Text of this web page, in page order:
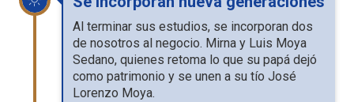
Al terminar sus estudios, se incorporan dos
de nosotros al negocio. Mirna y Luis Moya
Sedano, quienes retoma lo que su papá dejó
como patrimonio y se unen a su tío José
Lorenzo Moya.